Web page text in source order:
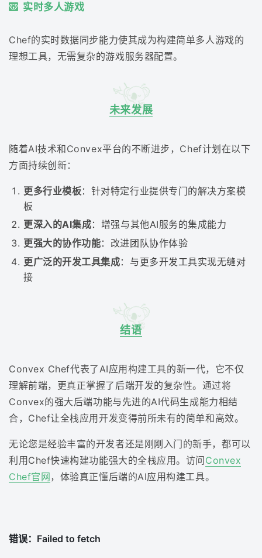
实时多人游戏
Chef的实时数据同步能力使其成为构建简单多人游戏的
理想工具，无需复杂的游戏服务器配置。
未来发展
随着AI技术和Convex平台的不断进步，Chef计划在以下
方面持续创新：
更多行业模板：针对特定行业提供专门的解决方案模
板
更深入的AI集成：增强与其他AI服务的集成能力
更强大的协作功能：改进团队协作体验
更广泛的开发工具集成：与更多开发工具实现无缝对
接
结语
Convex Chef代表了AI应用构建工具的新一代，它不仅
理解前端，更真正掌握了后端开发的复杂性。通过将
Convex的强大后端功能与先进的AI代码生成能力相结
合，Chef让全栈应用开发变得前所未有的简单和高效。
无论您是经验丰富的开发者还是刚刚入门的新手，都可以
利用Chef快速构建功能强大的全栈应用。访问 Convex
Chef官网 ，体验真正懂后端的AI应用构建工具。